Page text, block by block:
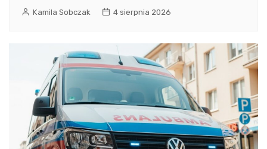
Kamila Sobczak 4 sierpnia 2026